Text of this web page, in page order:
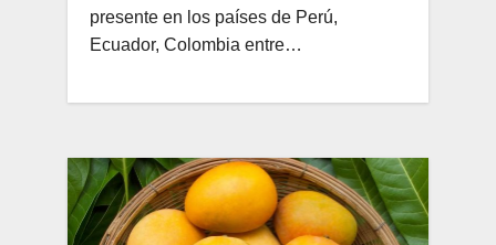
presente en los países de Perú,
Ecuador, Colombia entre…